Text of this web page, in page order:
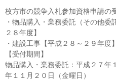
枚方市の競争入札参加資格申請の
・物品購入・業務委託（その他
２８年度】
・建設工事【平成２８～２９年度】
【受付期間】
物品購入・業務委託：平成２７年
年１１月２０日（金曜日）